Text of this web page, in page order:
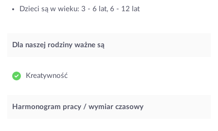
Dzieci są w wieku: 3 - 6 lat, 6 - 12 lat
Dla naszej rodziny ważne są
Kreatywność
Harmonogram pracy / wymiar czasowy